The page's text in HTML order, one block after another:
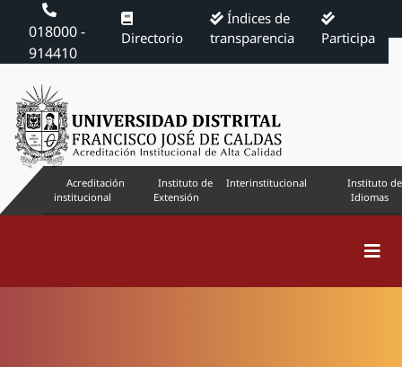
018000 -
914410
Directorio
Índices de
transparencia
Participa
Acreditación
institucional
Instituto de
Extensión
Interinstitucional
Instituto de
Idiomas